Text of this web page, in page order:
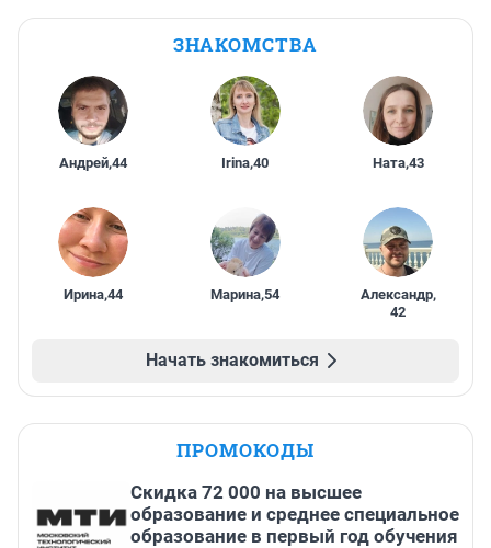
ЗНАКОМСТВА
Андрей,44 Irina,40 Ната,43
Ирина,44 Марина,54 Александр,
42
Начать знакомиться
ПРОМОКОДЫ
Скидка 72 000 на высшее
образование и среднее специальное
образование в первый год обучения